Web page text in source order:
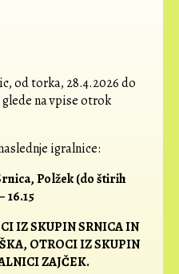
od torka, 28.4.2026 do
na vpise otrok
igralnice:
Polžek (do štirih
16.15
IZ SKUPIN SRNICA IN
OTROCI IZ SKUPIN
ZAJČEK.